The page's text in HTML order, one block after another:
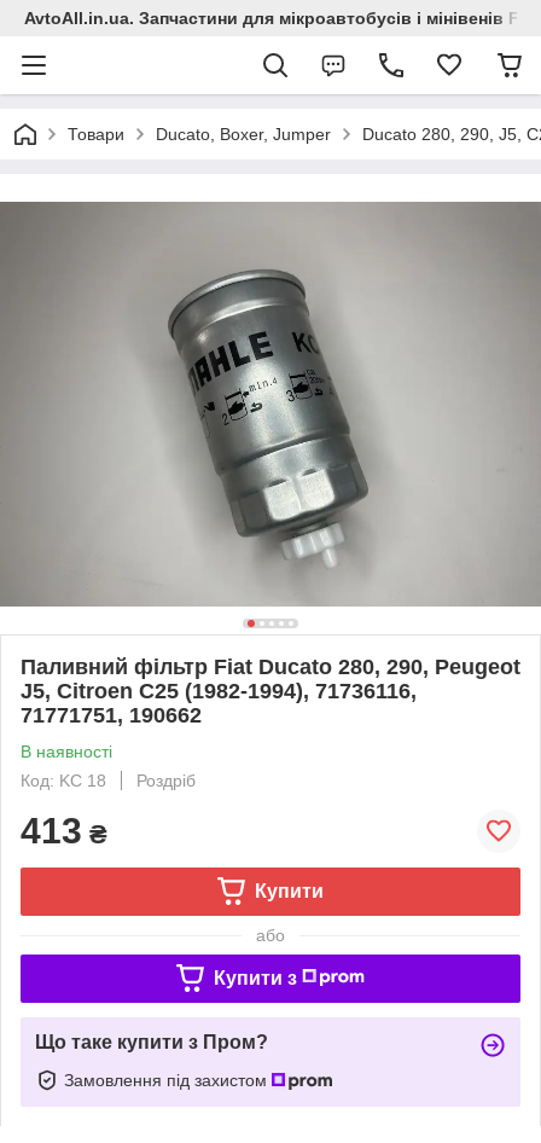
AvtoAll.in.ua. Запчастини для мікроавтобусів і мінівенів
Товари Ducato, Boxer, Jumper Ducato 280, 290, J5,
Паливний фільтр Fiat Ducato 280, 290, Peugeot
J5, Citroen C25 (1982-1994), 71736116,
71771751, 190662
В наявності
Код: KC 18
Роздріб
413 ₴
Купити
або
Купити з
Що таке купити з Пром?
Замовлення під захистом